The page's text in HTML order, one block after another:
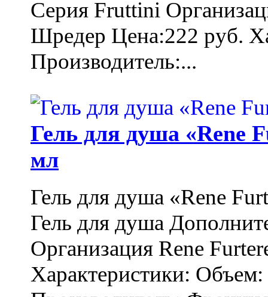
Серия Fruttini
Шредер Цена:222 руб.
Производитель:...
Гель для душа «Rene
мл
Гель для душа «Rene
Гель для душа
Организация Rene
Характеристики: